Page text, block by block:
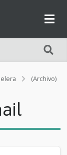
(Archivo)